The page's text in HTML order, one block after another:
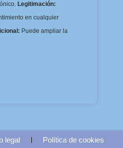
Legitimación:
en cualquier
Puede ampliar la
legal Política de cookies